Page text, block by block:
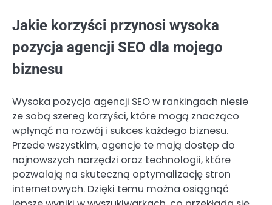
Jakie korzyści przynosi wysoka
pozycja agencji SEO dla mojego
biznesu
Wysoka pozycja agencji SEO w rankingach niesie
ze sobą szereg korzyści, które mogą znacząco
wpłynąć na rozwój i sukces każdego biznesu.
Przede wszystkim, agencje te mają dostęp do
najnowszych narzędzi oraz technologii, które
pozwalają na skuteczną optymalizację stron
internetowych. Dzięki temu można osiągnąć